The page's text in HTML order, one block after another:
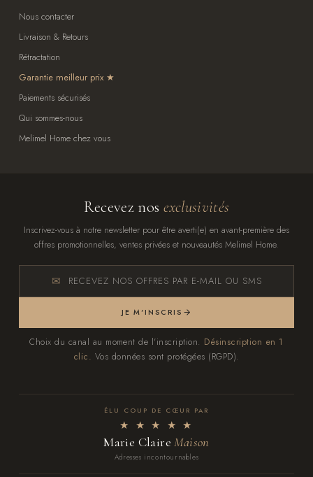
Nous contacter
Livraison & Retours
Rétractation
Garantie meilleur prix
Paiements sécurisés
Qui sommes-nous
Melimel Home chez vous
Recevez nos exclusivités
Inscrivez-vous à notre newsletter pour être averti(e) en avant-première des
offres promotionnelles, ventes privées et nouveautés Melimel Home.
RECEVEZ NOS OFFRES PAR E-MAIL OU SMS
JE M'INSCRIS
Choix du canal au moment de l'inscription. Désinscription en 1
clic. Vos données sont protégées (RGPD).
ÉLU COUP DE CŒUR PAR
★ ★ ★ ★ ★
Marie ClaireMaison
Adresses incontournables